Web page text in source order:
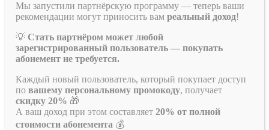
Мы запустили партнёрскую программу — теперь ваши
рекомендации могут приносить вам реальный доход!
💡 Стать партнёром может любой
зарегистрированный пользователь — покупать
абонемент не требуется.
Каждый новый пользователь, который покупает доступ
по вашему персональному промокоду, получает
скидку 20% 🎁
А ваш доход при этом составляет 20% от полной
стоимости абонемента 💰